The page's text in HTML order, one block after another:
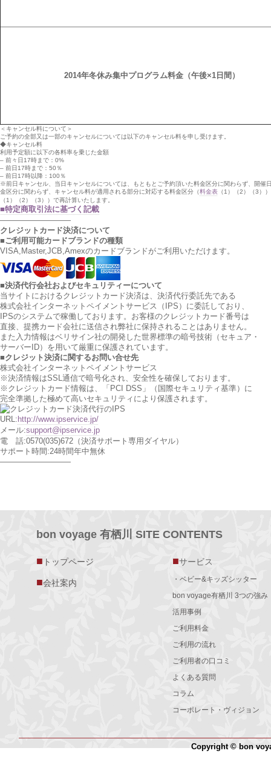
2014年冬休み集中プログラム料金（午後×1日間）
＜キャンセル料について＞
ご予約の全部又は一部のキャンセルについては以下のキャンセル料を申し受けます。
◆キャンセル料
利用予定額に以下の各料率を乗じた金額
– 前々日17時まで：0%
– 前日17時まで：50％
– 前日17時以降：100％
※前日キャンセル、当日キャンセルについては、もともとご予約頂いた料金区分に関わらず、開
金区分に関わらず、キャンセル料が適用される部分に対応する料金区分（料金表 （1）（2）（3）
（1）（2）（3））で再計算いたします。
■特定商取引法に基づく記載
—————————
クレジットカード決済について
■ご利用可能カードブランドの種類
VISA,Master,JCB,Amexのカードブランドがご利用いただけます。
■決済代行会社およびセキュリティーについて
当サイトにおけるクレジットカード決済は、決済代行委託先である
株式会社インターネットペイメントサービス（IPS）に委託しており、
IPSのシステムで稼働しております。お客様のクレジットカード番号は
直接、提携カード会社に送信され弊社に保持されることはありません。
また入力情報はベリサイン社の開発した世界標準の暗号技術（セキュア・
サーバーID）を用いて厳重に保護されています。
■クレジット決済に関するお問い合せ先
株式会社インターネットペイメントサービス
※決済情報はSSL通信で暗号化され、安全性を確保しております。
※クレジットカード情報は、「PCI DSS」（国際セキュリティ基準）に
完全準拠した極めて高いセキュリティにより保護されます。
URL: http://www.ipservice.jp/
メール:support@ipservice.jp
電 話:0570(035)672（決済サポート専用ダイヤル）
サポート時間:24時間年中無休
—————————
bon voyage 有栖川 SITE CONTENTS
■ トップページ
■会社案内
■サービス
・ベビー&キッズシッター
bon voyage有栖川 3つの強み
活用事例
ご利用料金
ご利用の流れ
ご利用者の口コミ
よくある質問
コラム
コーポレート・ヴィジョン
Copyright © bon